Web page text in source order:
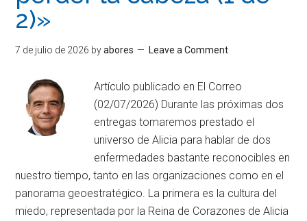
2)»
7 de julio de 2026 byabores Leave a Comment
Artículo publicado en El Correo
(02/07/2026) Durante las próximas dos
entregas tomaremos prestado el
universo de Alicia para hablar de dos
enfermedades bastante reconocibles en
nuestro tiempo, tanto en las organizaciones como en el
panorama geoestratégico. La primera es la cultura del
miedo, representada por la Reina de Corazones de Alicia